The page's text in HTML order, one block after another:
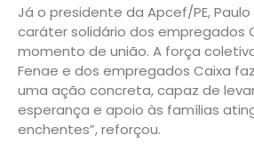
Já o presidente da Apcef/PE,
caráter solidário dos empregados
momento de união. A força
Fenae e dos empregados Caixa
uma ação concreta, capaz de
esperança e apoio às famílias
enchentes”, reforçou.